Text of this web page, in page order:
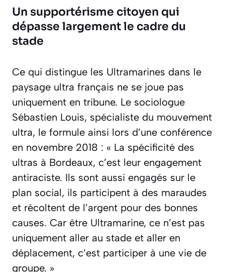
Un supportérisme citoyen qui
dépasse largement le cadre du
stade
Ce qui distingue les Ultramarines dans le
paysage ultra français ne se joue pas
uniquement en tribune. Le sociologue
Sébastien Louis, spécialiste du mouvement
ultra, le formule ainsi lors d’une conférence
en novembre 2018 : « La spécificité des
ultras à Bordeaux, c’est leur engagement
antiraciste. Ils sont aussi engagés sur le
plan social, ils participent à des maraudes
et récoltent de l’argent pour des bonnes
causes. Car être Ultramarine, ce n’est pas
uniquement aller au stade et aller en
déplacement, c’est participer à une vie de
groupe. »